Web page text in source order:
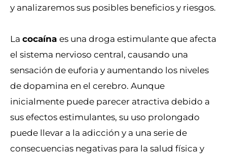
y analizaremos sus posibles beneficios y riesgos.
La cocaína es una droga estimulante que afecta
el sistema nervioso central, causando una
sensación de euforia y aumentando los niveles
de dopamina en el cerebro. Aunque
inicialmente puede parecer atractiva debido a
sus efectos estimulantes, su uso prolongado
puede llevar a la adicción y a una serie de
consecuencias negativas para la salud física y